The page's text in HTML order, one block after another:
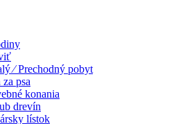
⁄ Prechodný pobyt
psa
konania
drevín
lístok